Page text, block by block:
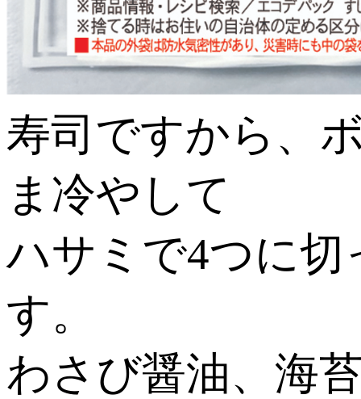
寿司ですから、
ま冷やして
ハサミで4つに
す。
わさび醤油、海